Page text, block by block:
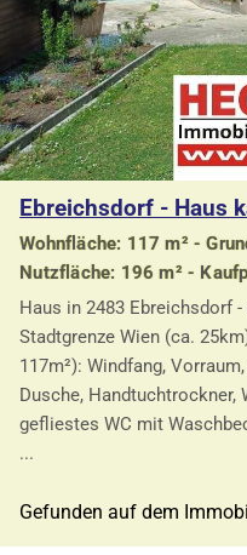
Ebreichsdorf - Haus
Wohnfläche: 117 m² -
Nutzfläche: 196 m² -
Haus in 2483 Ebreichsdorf
Stadtgrenze Wien (ca.
117m²): Windfang,
Dusche, Handtuchtrockner,
gefliestes WC mit
...
Gefunden auf dem